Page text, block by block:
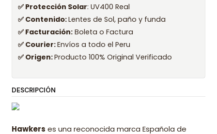
✅ Protección Solar: UV400 Real
✅ Contenido:Lentes de Sol, paño y funda
✅ Facturación: Boleta o Factura
✅ Courier:Envíos a todo el Peru
✅ Origen:Producto 100% Original Verificado
DESCRIPCIÓN
Hawkers es una reconocida marca Española de